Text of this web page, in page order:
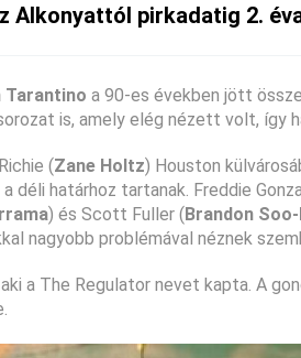
Alkonyattól pirkadatig 2.
Tarantino a 90-es években jött
is, amely elég nézett volt, így
(Zane Holtz) Houston
déli határhoz tartanak. Freddie
) és Scott Fuller (Brandon
nagyobb problémával néznek
a The Regulator nevet kapta. A